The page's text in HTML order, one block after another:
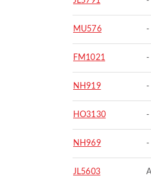
MU576 -
FM1021 -
NH919 -
HO3130 -
NH969 -
JL5603